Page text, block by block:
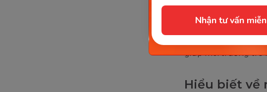
Nhận tư vấn
sự quan tâm của
giáo dục sẽ giúp
giúp môi trường trở
Hiểu biết về